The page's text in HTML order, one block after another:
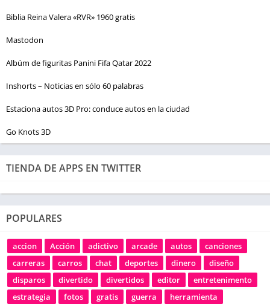
Biblia Reina Valera «RVR» 1960 gratis
Mastodon
Albúm de figuritas Panini Fifa Qatar 2022
Inshorts – Noticias en sólo 60 palabras
Estaciona autos 3D Pro: conduce autos en la ciudad
Go Knots 3D
TIENDA DE APPS EN TWITTER
POPULARES
accion Acción adictivo arcade autos
canciones
carreras
carros chat deportes dinero
diseño
disparos
divertido divertidos editor
entretenimento
estrategia
fotos gratis guerra herramienta